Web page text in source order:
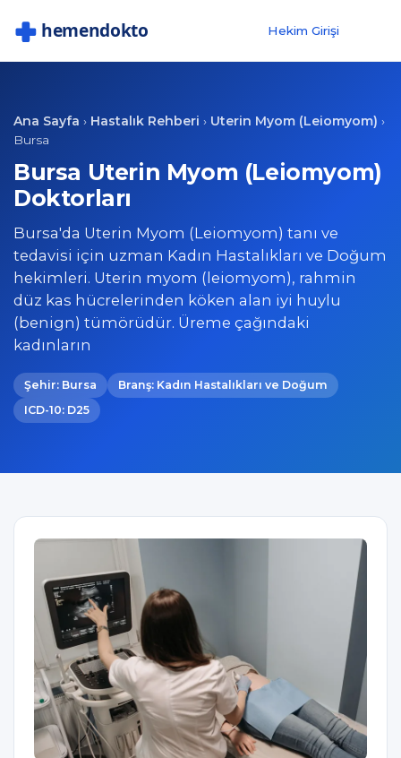
Hekim Girişi
Ana Sayfa › Hastalık Rehberi › Uterin Myom (Leiomyom) ›
Bursa
Bursa Uterin Myom (Leiomyom)
Doktorları
Bursa'da Uterin Myom (Leiomyom) tanı ve
tedavisi için uzman Kadın Hastalıkları ve Doğum
hekimleri. Uterin myom (leiomyom), rahmin
düz kas hücrelerinden köken alan iyi huylu
(benign) tümörüdür. Üreme çağındaki
kadınların
Şehir: Bursa
Branş: Kadın Hastalıkları ve Doğum
ICD-10: D25